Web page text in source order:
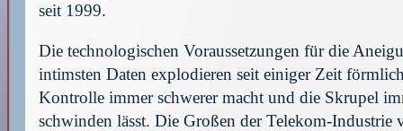
seit 1999.
Die technologischen Voraussetzungen für die
intimsten Daten explodieren seit einiger Zeit
Kontrolle immer schwerer macht und die Skrupel
schwinden lässt. Die Großen der Telekom-Industrie